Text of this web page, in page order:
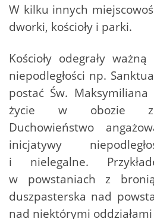
W kilku innych
dworki, kościoły i parki.
Kościoły odegrały
niepodległości np.
postać Św.
życie w obozie za
Duchowieństwo
inicjatywy
i nielegalne.
w powstaniach z
duszpasterska nad
nad niektórymi